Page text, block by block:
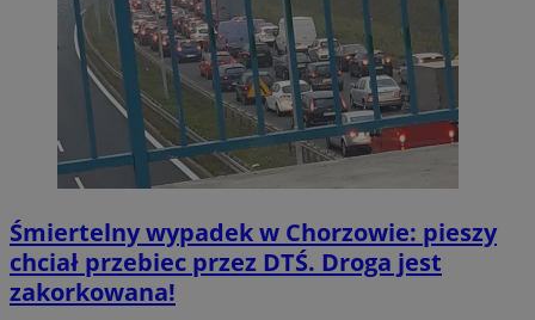
Śmiertelny wypadek w Chorzowie: pieszy
chciał przebiec przez DTŚ. Droga jest
zakorkowana!